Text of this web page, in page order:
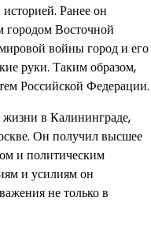
Ранее он
городом Восточной
войны город и его
руки. Таким образом,
Российской Федерации.
в Калининграде,
Он получил высшее
и политическим
и усилиям он
не только в